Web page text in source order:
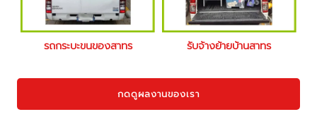
รถกระบะขนของสาทร รับจ้างย้ายบ้านสาทร
กดดูผลงานของเรา